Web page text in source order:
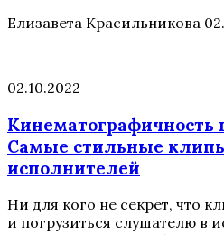
Елизавета Красильникова
02.10.2022
Кинематографичность
Самые стильные
исполнителей
Ни для кого не секрет, что
и погрузиться слушателю в